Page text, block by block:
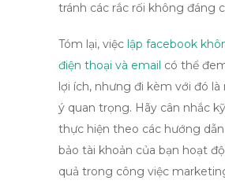
tránh các rắc rối không đáng
Tóm lại, việc lập facebook
điện thoại và email có thể
lợi ích, nhưng đi kèm với đó là
ý quan trọng. Hãy cân nhắc
thực hiện theo các hướng
bảo tài khoản của bạn hoạt
quả trong công việc